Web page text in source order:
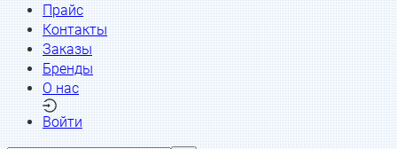
Прайс
Контакты
Заказы
Бренды
О нас
Войти